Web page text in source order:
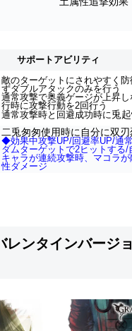
サポートアビリティ
敵のターゲットにされやすく
ずダブルアタックのみを行う
通常攻撃で奥義ゲージが上昇
行時に攻撃行動を2回行う
通常攻撃時と回避成功時に兎
二兎匆匆使用時に自分に双
◆効果中攻撃UP/回避率UP/通
ダムターゲットで2ヒットする/
キャラが連続攻撃時、マコラ
性ダメージ
レンタインバージ